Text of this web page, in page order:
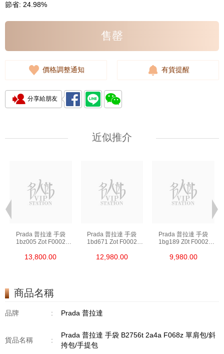
節省: 24.98%
售罄
價格調整通知 有貨提醒
分享給朋友
近似推介
Prada 普拉達 手袋
1bz005 Zot F0002
13,800.00
Prada 普拉達 手袋
1bd671 Zot F0002
12,980.00
Prada 普拉達 手袋
1bg189 Z0t F0002
9,980.00
商品名稱
品牌 : Prada 普拉達
貨品名稱 :
Prada 普拉達 手袋 B2756t 2a4a F068z 單肩包/斜
挎包/手提包